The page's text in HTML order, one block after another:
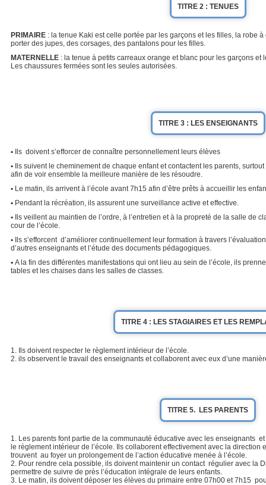
TITRE 2 : TENUES
PRIMAIRE : la tenue Kaki est celle portée par les garçons et les filles, la robe
porter des jupes, des corsages, des pantalons pour les filles.
MATERNELLE : la tenue à petits carreaux orange et blanc pour les garçons et
Les chaussures fermées sont les seules autorisées.
TITRE 3 : LES ENSEIGNANTS
•
Ils doivent s’efforcer de connaître personnellement leurs élèves
•
Ils suivent le cheminement de chaque enfant et contactent les parents,
afin de voir ensemble la meilleure manière de les résoudre.
• Le matin, ils arrivent à l’école avant 7h15 afin d’être prêts à accueillir les
• Pendant la récréation, ils assurent une surveillance active et effective.
•
Ils veillent au maintien de l’ordre, à l’entretien et à la propreté de la salle de
cour de l’école.
•
Ils s’efforcent d’améliorer continuellement leur formation à travers
d’autres enseignants et l’étude des documents pédagogiques.
• A la fin des différentes manifestations qui ont lieu au sein de l’école, ils
tables et les chaises dans les salles de classes.
TITRE 4 : LES STAGIAIRES ET LES
1. Ils doivent respecter le règlement intérieur de l’école.
2. ils observent le travail des enseignants et collaborent avec eux d’une
TITRE 5. LES PARENTS
1. Les parents font partie de la communauté éducative avec les enseignants
le règlement intérieur de l’école. Ils collaborent effectivement avec la direction
trouvent au foyer un prolongement de l’action éducative menée à l’école.
2. Pour rendre cela possible, ils doivent maintenir un contact régulier avec la
permettre de suivre de près l’éducation intégrale de leurs enfants.
3. Le matin, ils doivent déposer les élèves du primaire entre 07h00 et 7h15